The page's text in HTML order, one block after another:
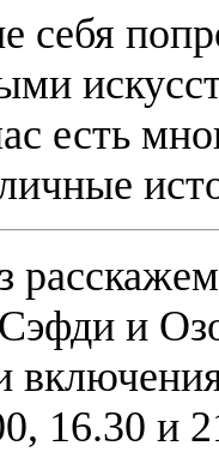
есть
и
16.30 и